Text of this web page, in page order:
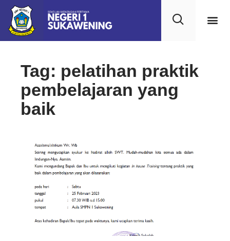
Tag: pelatihan praktik
pembelajaran yang
baik